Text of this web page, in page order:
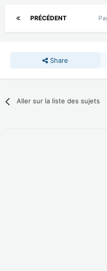
PRÉCÉDENT
Share
Aller sur la liste des sujets